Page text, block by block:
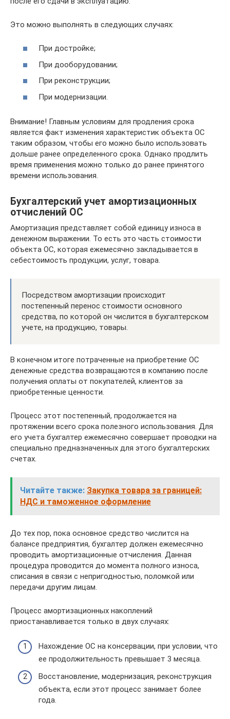
Это можно выполнять в следующих случаях:
При достройке;
При дооборудовании;
При реконструкции;
При модернизации.
Внимание! Главным условиям для продления срока
является факт изменения характеристик объекта ОС
таким образом, чтобы его можно было использовать
дольше ранее определенного срока. Однако продлить
время применения можно только до ранее принятого
времени использования.
Бухгалтерский учет амортизационных
отчислений ОС
Амортизация представляет собой единицу износа в
денежном выражении. То есть это часть стоимости
объекта ОС, которая ежемесячно закладывается в
себестоимость продукции, услуг, товара.
Посредством амортизации происходит
постепенный перенос стоимости основного
средства, по которой он числится в бухгалтерском
учете, на продукцию, товары.
В конечном итоге потраченные на приобретение ОС
денежные средства возвращаются в компанию после
получения оплаты от покупателей, клиентов за
приобретенные ценности.
Процесс этот постепенный, продолжается на
протяжении всего срока полезного использования. Для
его учета бухгалтер ежемесячно совершает проводки на
специально предназначенных для этого бухгалтерских
счетах.
Читайте также: Закупка товара за границей:
НДС и таможенное оформление
До тех пор, пока основное средство числится на
балансе предприятия, бухгалтер должен ежемесячно
проводить амортизационные отчисления. Данная
процедура проводится до момента полного износа,
списания в связи с непригодностью, поломкой или
передачи другим лицам.
Процесс амортизационных накоплений
приостанавливается только в двух случаях:
Нахождение ОС на консервации, при условии, что
ее продолжительность превышает 3 месяца.
Восстановление, модернизация, реконструкция
объекта, если этот процесс занимает более
года.